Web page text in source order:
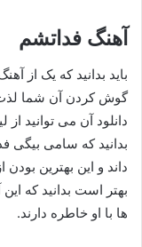
آهنگ فداتشم
باید بدانید که یک از
گوش کردن آن شما لذت
دانلود آن می توانید
بدانید که سامی بیگی
داند و این بهترین
بهتر است بدانید که
ها با او خاطره دارند.